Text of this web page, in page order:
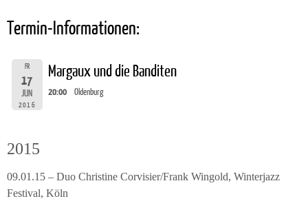
Termin-Informationen:
FR
17
JUN
2016
Margaux und die Banditen
20:00 Oldenburg
2015
09.01.15 – Duo Christine Corvisier/Frank Wingold, Winterjazz
Festival, Köln